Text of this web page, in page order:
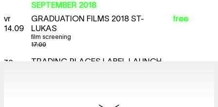
SEPTEMBER 2018
vr
14.09
GRADUATION FILMS 2018 ST-
LUKAS
17:00
film screening
free
za
TRADING PLACES LABEL LAUNCH
AUTOLOZE ZONDAG